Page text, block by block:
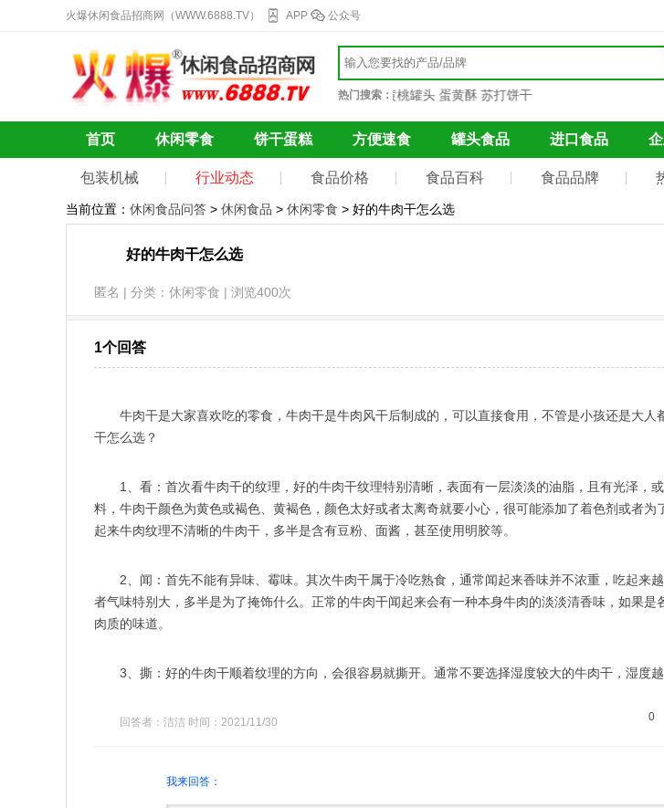
火爆休闲食品招商网（WWW.6888.TV） APP 公众号
热门搜索：
巧克力 果干蜜饯 自热火锅 辣条 冰激凌 方便面 黄桃罐头 蛋黄酥 苏打饼干
首页 休闲零食 饼干蛋糕 方便速食 罐头食品 进口食品
包装机械 行业动态 食品价格 食品百科 食品品牌
当前位置： 休闲食品问答 > 休闲食品 > 休闲零食 > 好的牛肉干怎么选
好的牛肉干怎么选
匿名 | 分类：休闲零食 | 浏览400次
1个回答
牛肉干是大家喜欢吃的零食，牛肉干是牛肉风干后制成的，可以直接食用，不管是小孩还是大人
干怎么选？
1、看：首次看牛肉干的纹理，好的牛肉干纹理特别清晰，表面有一层淡淡的油脂，且有光泽，
料，牛肉干颜色为黄色或褐色、黄褐色，颜色太好或者太离奇就要小心，很可能添加了着色剂或者为
起来牛肉纹理不清晰的牛肉干，多半是含有豆粉、面酱，甚至使用明胶等。
2、闻：首先不能有异味、霉味。其次牛肉干属于冷吃熟食，通常闻起来香味并不浓重，吃起来
者气味特别大，多半是为了掩饰什么。正常的牛肉干闻起来会有一种本身牛肉的淡淡清香味，如果是
肉质的味道。
3、撕：好的牛肉干顺着纹理的方向，会很容易就撕开。通常不要选择湿度较大的牛肉干，湿度越
回答者：洁洁 时间：2021/11/30 0
我来回答：